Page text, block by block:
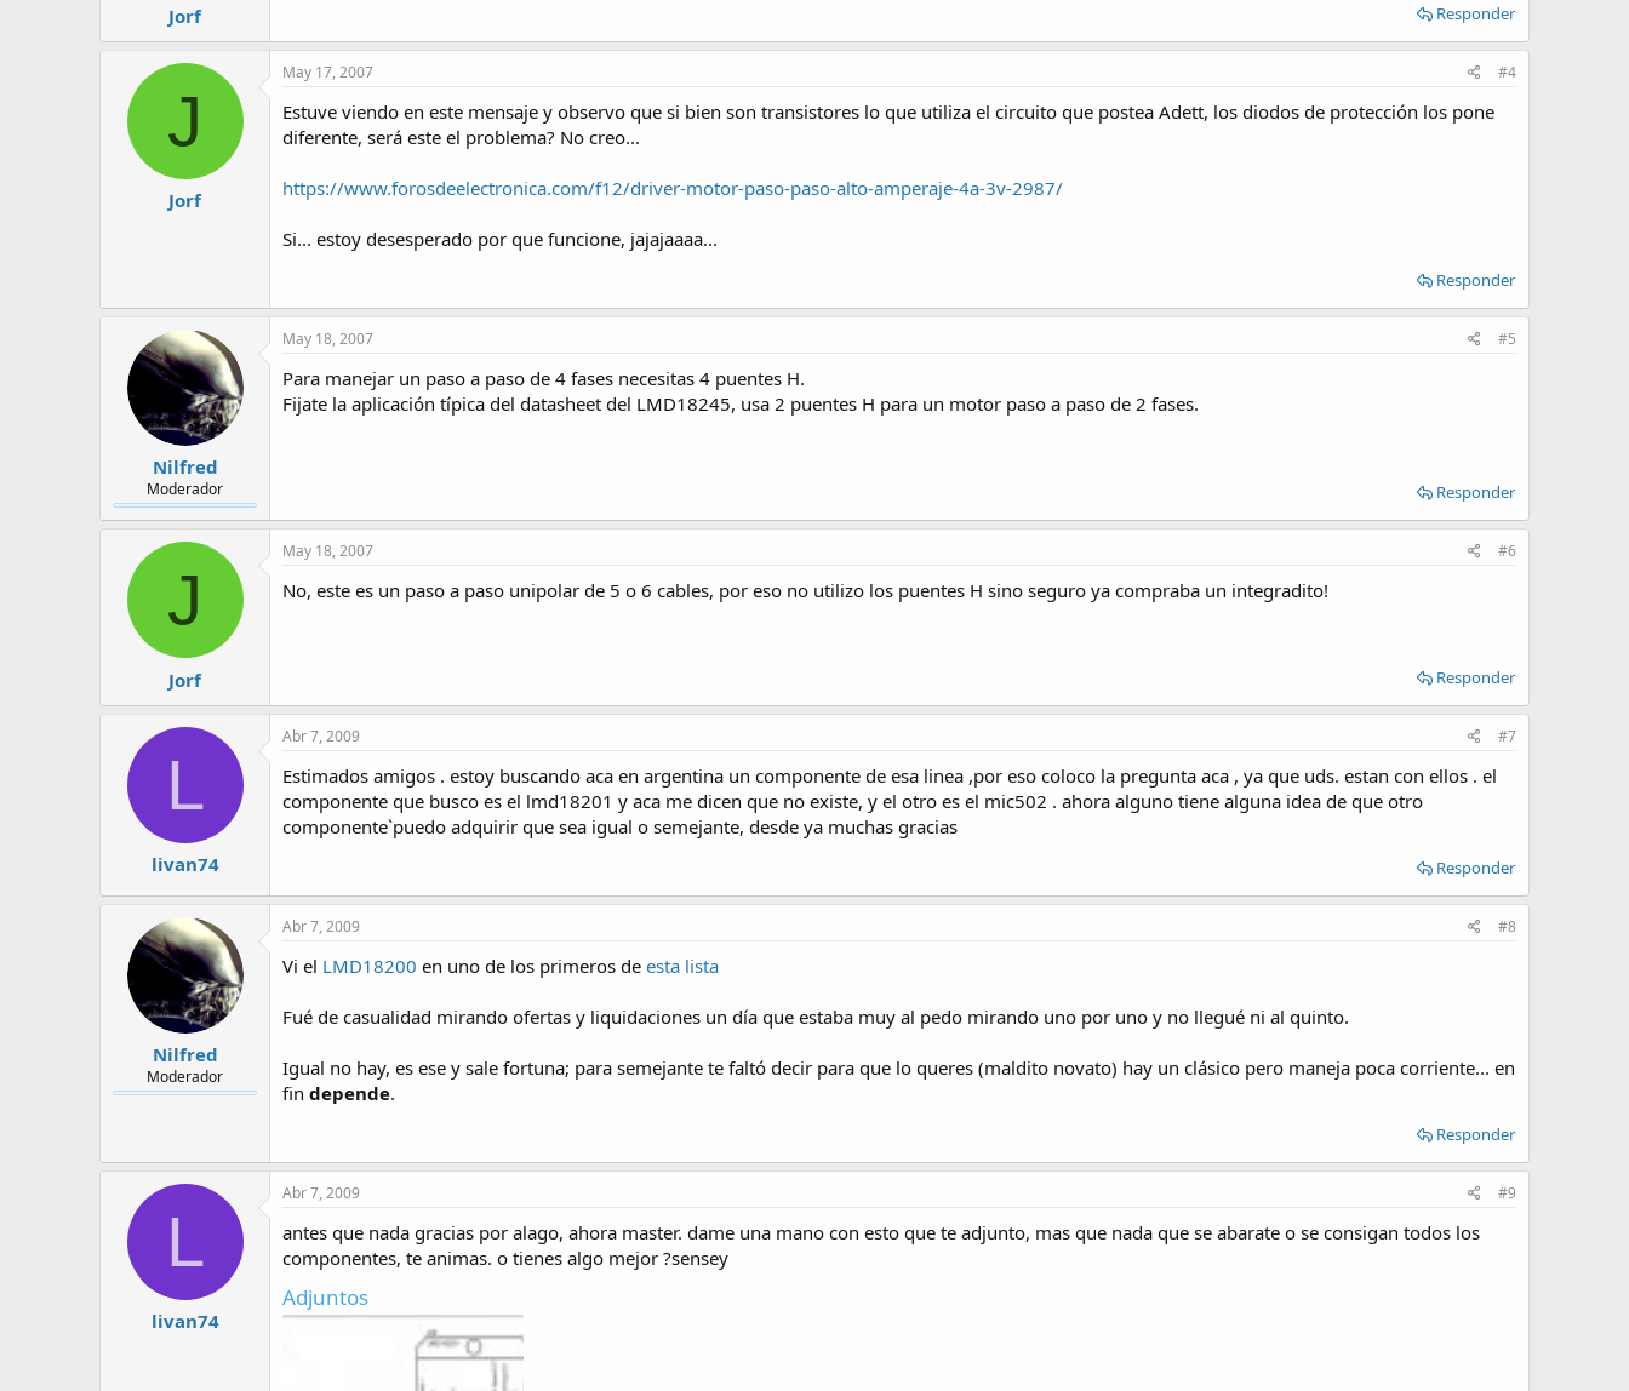
Jorf Responder
J
Jorf
May 17, 2007 #4
Estuve viendo en este mensaje y observo que si bien son transistores lo que utiliza el circuito que postea Adett, los diodos de protección los pone
diferente, será este el problema? No creo...
https://www.forosdeelectronica.com/f12/driver-motor-paso-paso-alto-amperaje-4a-3v-2987/
Si... estoy desesperado por que funcione, jajajaaaa...
Responder
Nilfred
Moderador
May 18, 2007 #5
Para manejar un paso a paso de 4 fases necesitas 4 puentes H.
Fijate la aplicación típica del datasheet del LMD18245, usa 2 puentes H para un motor paso a paso de 2 fases.
Responder
J
Jorf
May 18, 2007 #6
No, este es un paso a paso unipolar de 5 o 6 cables, por eso no utilizo los puentes H sino seguro ya compraba un integradito!
Responder
L
livan74
Abr 7, 2009 #7
Estimados amigos . estoy buscando aca en argentina un componente de esa linea ,por eso coloco la pregunta aca , ya que uds. estan con ellos . el
componente que busco es el lmd18201 y aca me dicen que no existe, y el otro es el mic502 . ahora alguno tiene alguna idea de que otro
componente`puedo adquirir que sea igual o semejante, desde ya muchas gracias
Responder
Nilfred
Moderador
Abr 7, 2009 #8
Vi el LMD18200 en uno de los primeros de esta lista
Fué de casualidad mirando ofertas y liquidaciones un día que estaba muy al pedo mirando uno por uno y no llegué ni al quinto.
Igual no hay, es ese y sale fortuna; para semejante te faltó decir para que lo queres (maldito novato) hay un clásico pero maneja poca corriente... en
fin depende.
Responder
L
livan74
Abr 7, 2009 #9
antes que nada gracias por alago, ahora master. dame una mano con esto que te adjunto, mas que nada que se abarate o se consigan todos los
componentes, te animas. o tienes algo mejor ?sensey
Adjuntos